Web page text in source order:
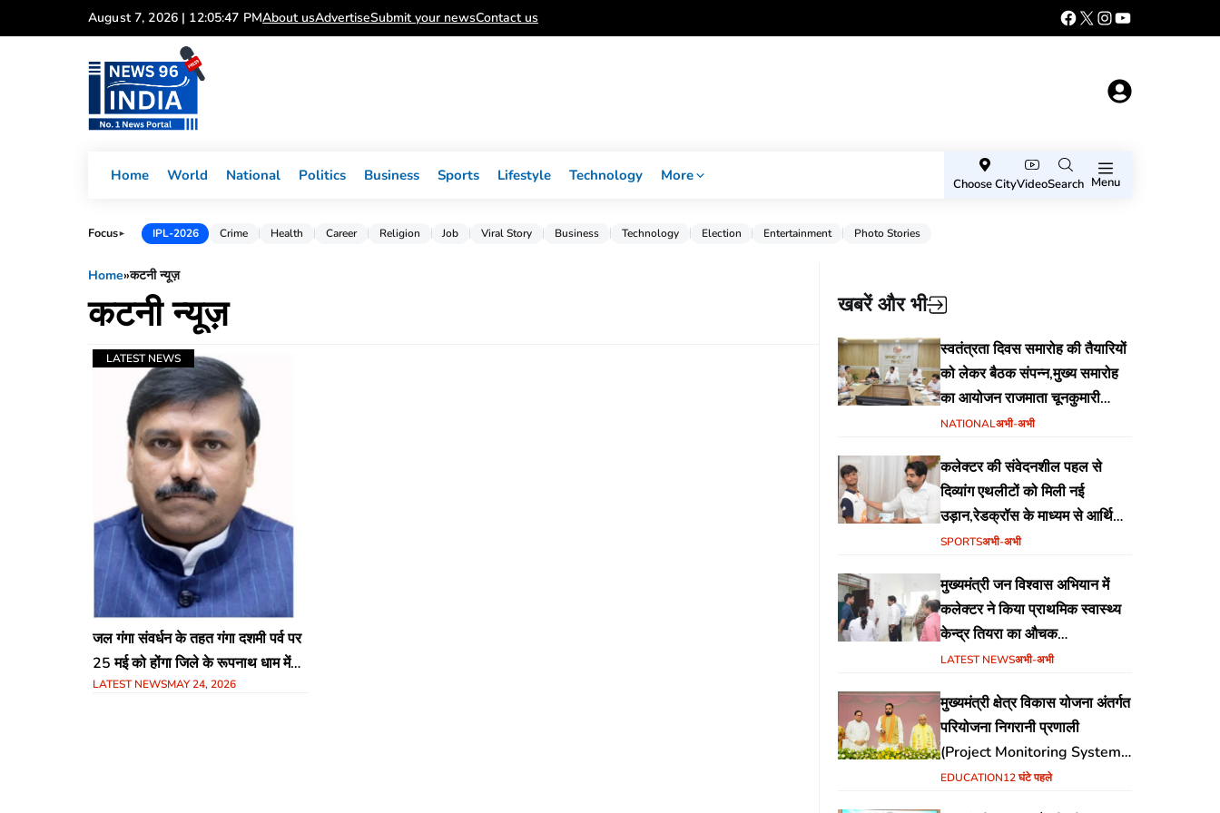
to
August 7, 2026 | 12:05:47 PMAbout usAdvertiseSubmit your newsContact us
Home World National Politics Business Sports Lifestyle Technology More
Choose CityVideoSearch Menu
Focus► IPL-2026 Crime Health Career Religion Job Viral Story Business Technology Election Entertainment Photo Stories
Home»कटनी न्यूज़
कटनी न्यूज़
LATEST NEWS
जल गंगा संवर्धन के तहत गंगा दशमी पर्व पर
25 मई को होंगा जिले के रूपनाथ धाम में
भव्य कार्यक्रम,राज्य मंत्री श्री लोधी मुख्य
LATEST NEWSMAY 24, 2026
खबरें और भी
स्वतंत्रता दिवस समारोह की तैयारियों
को लेकर बैठक संपन्न,मुख्य समारोह
का आयोजन राजमाता चूनकुमारी
स्टेडियम बैढ़न में होगा
NATIONALअभी-अभी
कलेक्टर की संवेदनशील पहल से
दिव्यांग एथलीटों को मिली नई
उड़ान,रेडक्रॉस के माध्यम से आर्थिक
सहायता व खेल सामग्री उपलब्ध,
SPORTSअभी-अभी
मुख्यमंत्री जन विश्वास अभियान में
कलेक्टर ने किया प्राथमिक स्वास्थ्य
केन्द्र तियरा का औचक
निरीक्षण,समयबद्ध एवं गुणवत्तापूर्ण
निर्देश
LATEST NEWSअभी-अभी
मुख्यमंत्री क्षेत्र विकास योजना अंतर्गत
परियोजना निगरानी प्रणाली
(Project Monitoring System)
वेब पोर्टल का शुभारंभ
EDUCATION12 घंटे पहले